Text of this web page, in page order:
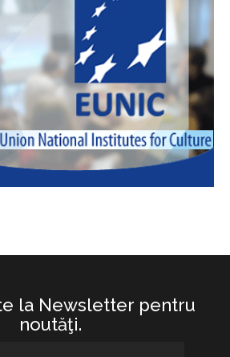
la Newsletter pentru
noutăţi.